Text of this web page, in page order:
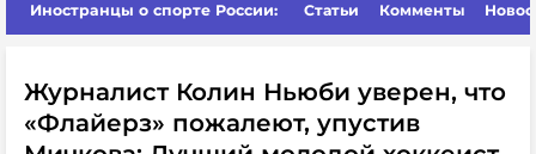
Иностранцы о спорте России: Статьи Комменты
Журналист Колин Ньюби уверен, что
«Флайерз» пожалеют, упустив